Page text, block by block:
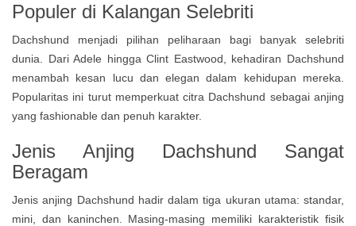
Populer di Kalangan Selebriti
Dachshund menjadi pilihan peliharaan bagi banyak selebriti
dunia. Dari Adele hingga Clint Eastwood, kehadiran Dachshund
menambah kesan lucu dan elegan dalam kehidupan mereka.
Popularitas ini turut memperkuat citra Dachshund sebagai anjing
yang fashionable dan penuh karakter.
Jenis Anjing Dachshund Sangat
Beragam
Jenis anjing Dachshund hadir dalam tiga ukuran utama: standar,
mini, dan kaninchen. Masing-masing memiliki karakteristik fisik